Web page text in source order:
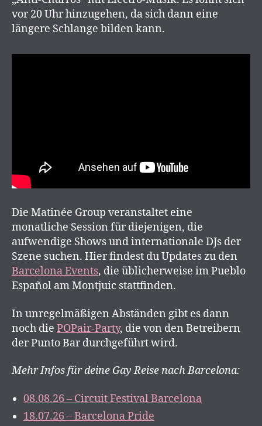
vor 20 Uhr hinzugehen, da sich dann eine
längere Schlange bilden kann.
Die Matinée Group veranstaltet eine
monatliche Session für diejenigen, die
aufwendige Shows und internationale DJs der
Szene suchen. Hier findest du Updates zu den
Barcelona Events, die üblicherweise im Pueblo
Español am Montjuic stattfinden.
In unregelmäßigen Abständen gibt es dann
noch die POPair-Party, die von den Betreibern
der Punto Bar durchgeführt wird.
Mehr Infos für deine Gay Reise nach Barcelona:
08.08.26 – Circuit Festival Barcelona
18.07.26 – Barcelona Pride